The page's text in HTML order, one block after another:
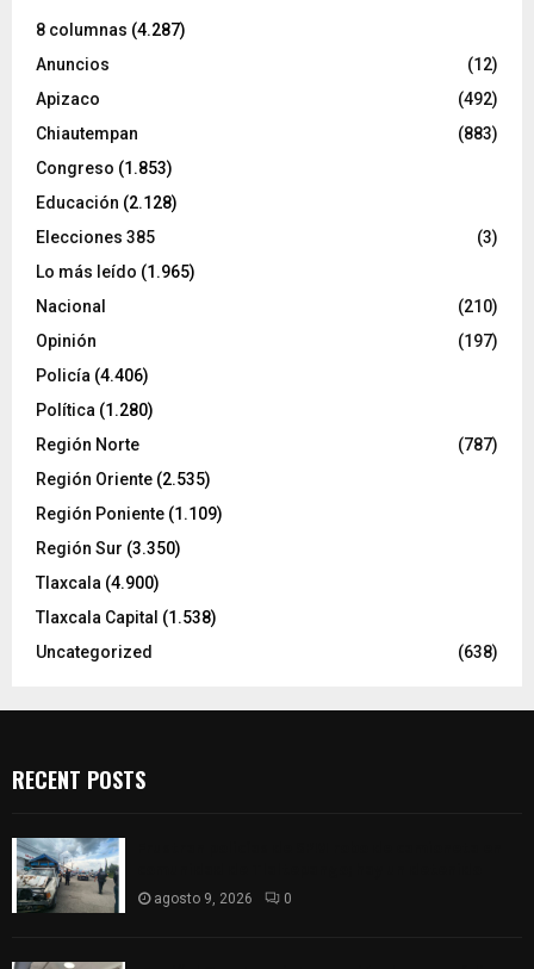
8 columnas (4.287)
Anuncios
(12)
Apizaco
(492)
Chiautempan
(883)
Congreso (1.853)
Educación (2.128)
Elecciones 385
(3)
Lo más leído (1.965)
Nacional
(210)
Opinión
(197)
Policía (4.406)
Política (1.280)
Región Norte
(787)
Región Oriente (2.535)
Región Poniente (1.109)
Región Sur (3.350)
Tlaxcala (4.900)
Tlaxcala Capital (1.538)
Uncategorized
(638)
RECENT POSTS
agosto 9, 2026 0